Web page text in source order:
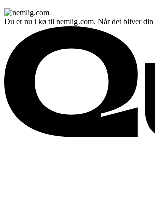
Du er nu i kø til nemlig.com. Når det bliver